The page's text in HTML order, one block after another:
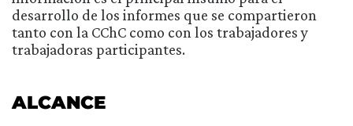
desarrollo de los informes que se compartieron
tanto con la CChC como con los trabajadores y
trabajadoras participantes.
ALCANCE